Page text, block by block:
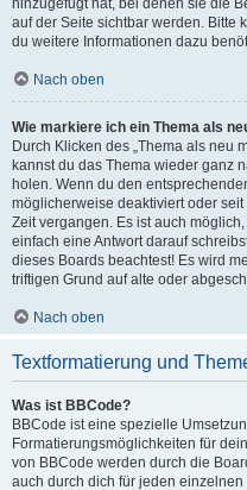
hinzugefügt hat, bei denen sie die
auf der Seite sichtbar werden. Bitte
du weitere Informationen dazu
Nach oben
Wie markiere ich ein Thema als
Durch Klicken des „Thema als neu
kannst du das Thema wieder ganz
holen. Wenn du den
möglicherweise deaktiviert oder
Zeit vergangen. Es ist auch
einfach eine Antwort darauf
dieses Boards beachtest! Es wird
triftigen Grund auf alte oder
Nach oben
Textformatierung und
Was ist BBCode?
BBCode ist eine spezielle
Formatierungsmöglichkeiten für
von BBCode werden durch die
auch durch dich für jeden